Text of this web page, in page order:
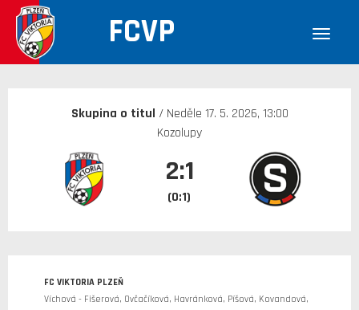
FCVP
30. 12. 1899
Skupina o titul / Neděle 17. 5. 2026, 13:00
Kozolupy
2:1
(0:1)
FC VIKTORIA PLZEŇ
Víchová - Fišerová, Ovčačíková, Havránková, Píšová, Kovandová,